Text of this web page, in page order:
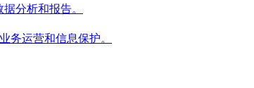
分析和报告。
务运营和信息保护。